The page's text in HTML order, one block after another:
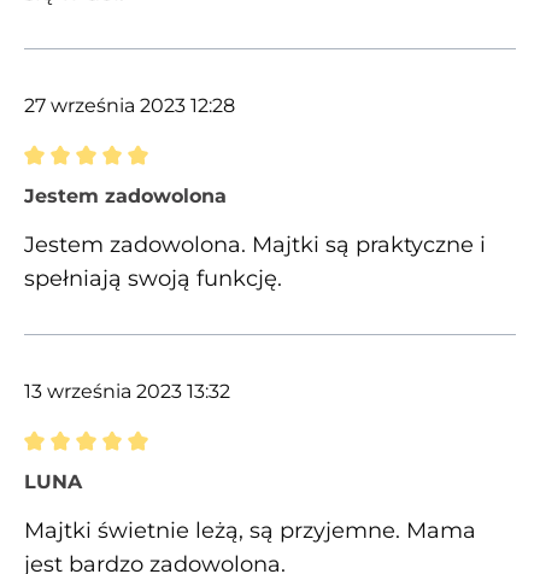
27 września 2023 12:28
Recenzja z oceną 5 spośród 5 gwiazdek
Jestem zadowolona
Jestem zadowolona. Majtki są praktyczne i
spełniają swoją funkcję.
13 września 2023 13:32
Recenzja z oceną 5 spośród 5 gwiazdek
LUNA
Majtki świetnie leżą, są przyjemne. Mama
jest bardzo zadowolona.